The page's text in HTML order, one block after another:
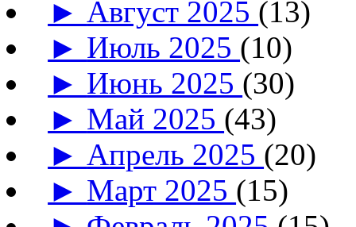
► Август 2025 (13)
► Июль 2025 (10)
► Июнь 2025 (30)
► Май 2025 (43)
► Апрель 2025 (20)
► Март 2025 (15)